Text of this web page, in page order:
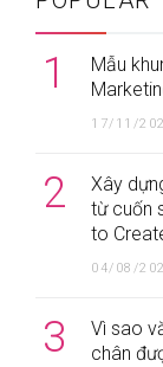
1
Mẫu
17/11/
2
Xây
từ cuốn
to
04/08/
3
Vì sao
chân